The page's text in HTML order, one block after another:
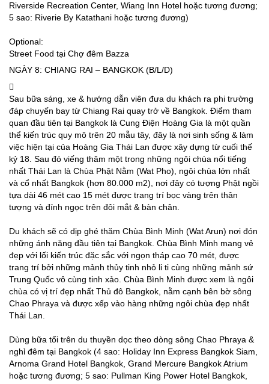
Riverside Recreation Center, Wiang Inn Hotel hoặc tương đương;
5 sao: Riverie By Katathani hoặc tương đương)
Optional:
Street Food tại Chợ đêm Bazza
NGÀY 8: CHIANG RAI – BANGKOK (B/L/D)
Sau bữa sáng, xe & hướng dẫn viên đưa du khách ra phi trường
đáp chuyến bay từ Chiang Rai quay trở về Bangkok. Điểm tham
quan đầu tiên tại Bangkok là Cung Điện Hoàng Gia là một quần
thể kiến trúc quy mô trên 20 mẫu tây, đây là nơi sinh sống & làm
việc hiện tại của Hoàng Gia Thái Lan được xây dựng từ cuối thế
kỷ 18. Sau đó viếng thăm một trong những ngôi chùa nổi tiếng
nhất Thái Lan là Chùa Phật Nằm (Wat Pho), ngôi chùa lớn nhất
và cổ nhất Bangkok (hơn 80.000 m2), nơi đây có tượng Phật ngồi
tựa dài 46 mét cao 15 mét được trang trí bọc vàng trên thân
tượng và đính ngọc trên đôi mắt & bàn chân.
Du khách sẽ có dịp ghé thăm Chùa Bình Minh (Wat Arun) nơi đón
những ánh năng đầu tiên tại Bangkok. Chùa Bình Minh mang vẻ
đẹp với lối kiến trúc đặc sắc với ngọn tháp cao 70 mét, được
trang trí bởi những mảnh thủy tinh nhỏ li ti cùng những mảnh sứ
Trung Quốc vô cùng tinh xảo. Chùa Bình Minh được xem là ngôi
chùa có vị trí đẹp nhất Thủ đô Bangkok, nằm cạnh bên bờ sông
Chao Phraya và được xếp vào hàng những ngôi chùa đẹp nhất
Thái Lan.
Dùng bữa tối trên du thuyền dọc theo dòng sông Chao Phraya &
nghỉ đêm tại Bangkok (4 sao: Holiday Inn Express Bangkok Siam,
Arnoma Grand Hotel Bangkok, Grand Mercure Bangkok Atrium
hoặc tương đương; 5 sao: Pullman King Power Hotel Bangkok,